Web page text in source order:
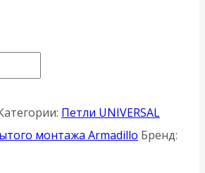
Петли UNIVERSAL
монтажа Armadillo Бренд: